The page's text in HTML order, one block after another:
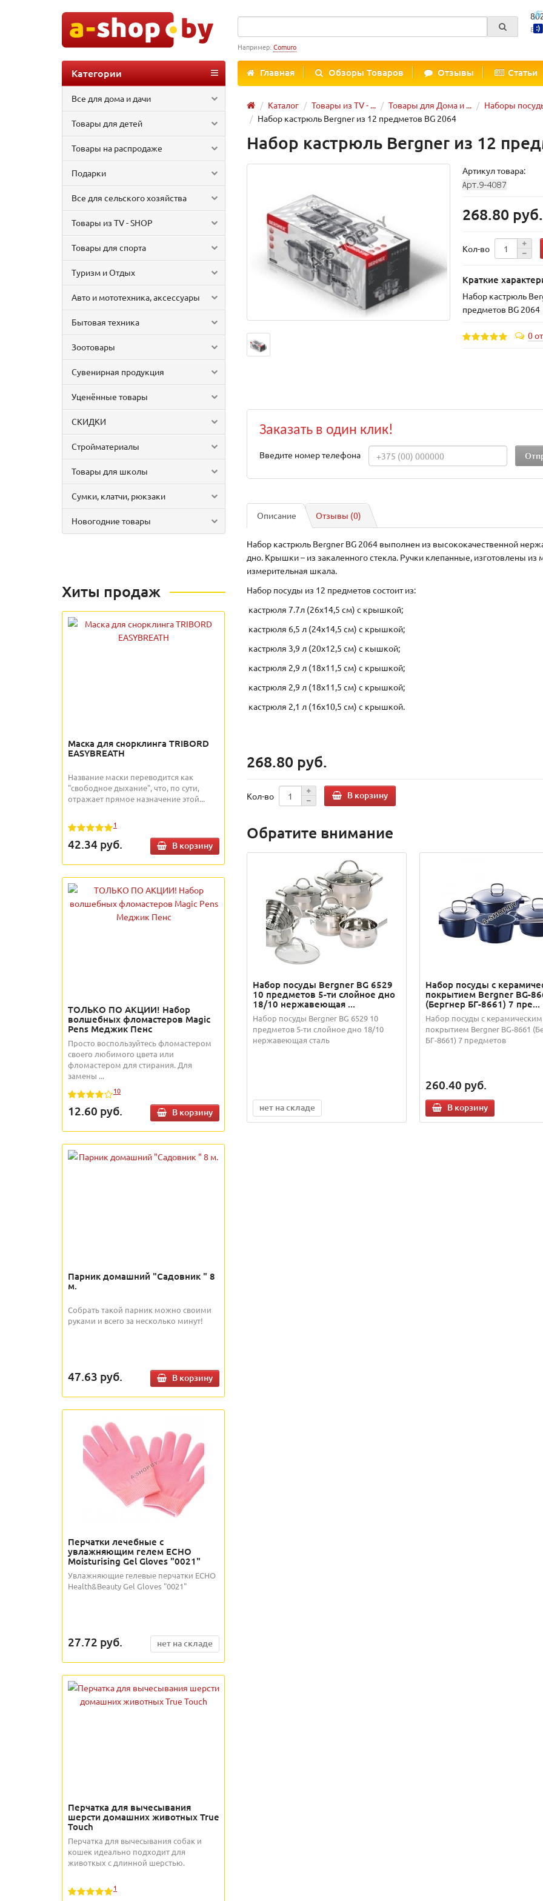
Например: Comuro
Главная Обзоры Товаров Отзывы Статьи
Категории
Все для дома и дачи
Товары для детей
Товары на распродаже
Подарки
Все для сельского хозяйства
Товары из TV - SHOP
Товары для спорта
Туризм и Отдых
Авто и мототехника, аксессуары
Бытовая техника
Зоотовары
Сувенирная продукция
Уценённые товары
СКИДКИ
Стройматериалы
Товары для школы
Сумки, клатчи, рюкзаки
Новогодние товары
Каталог Товары из TV - ... Товары для Дома и ... Наборы
Набор кастрюль Bergner из 12 предметов BG 2064
Хиты продаж
Маска для снорклинга TRIBORD
EASYBREATH
Название маски переводится как
"свободное дыхание", что, по сути,
отражает прямое назначение этой...
1
42.34 руб. В корзину
ТОЛЬКО ПО АКЦИИ! Набор
волшебных фломастеров Magic
Pens Меджик Пенс
Просто воспользуйтесь фломастером
своего любимого цвета или
фломастером для стирания. Для
замены ...
10
12.60 руб. В корзину
Парник домашний "Садовник " 8
м.
Собрать такой парник можно своими
руками и всего за несколько минут!
47.63 руб. В корзину
Перчатки лечебные с
увлажняющим гелем ECHO
Moisturising Gel Gloves "0021"
Увлажняющие гелевые перчатки ECHO
Health&Beauty Gel Gloves "0021"
27.72 руб. нет на складе
Перчатка для вычесывания
шерсти домашних животных True
Touch
Перчатка для вычесывания собак и
кошек идеально подходит для
животкых с длинной шерстью.
1
Набор кастрюль Bergner из 12
Артикул товара:
268.80 руб.
Кол-во
Краткие
Набор кастрюль
предметов BG 2064
0
Заказать в один клик!
Введите номер телефона
Описание Отзывы (0)
Набор кастрюль Bergner BG 2064 выполнен из высококачественной
дно. Крышки – из закаленного стекла. Ручки клепанные, изготовлены из
измерительная шкала.
Набор посуды из 12 предметов состоит из:
кастрюля 7.7л (26х14,5 см) с крышкой;
кастрюля 6,5 л (24х14,5 см) с крышкой;
кастрюля 3,9 л (20х12,5 см) с кышкой;
кастрюля 2,9 л (18х11,5 см) с крышкой;
кастрюля 2,9 л (18х11,5 см) с крышкой;
кастрюля 2,1 л (16х10,5 см) с крышкой.
268.80 руб.
Кол-во В корзину
Обратите внимание
Набор посуды Bergner BG 6529
10 предметов 5-ти слойное дно
18/10 нержавеющая ...
Набор посуды Bergner BG 6529 10
предметов 5-ти слойное дно 18/10
нержавеющая сталь
нет на складе
Набор посуды с
покрытием Bergner BG-
(Бергнер БГ-8661) 7 пре...
Набор посуды с керамическим
покрытием Bergner BG-8661
БГ-8661) 7 предметов
260.40 руб.
В корзину